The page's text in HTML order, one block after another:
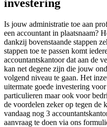
investering
Is jouw administratie toe aan
een accountant in plaatsnaam?
dankzij bovenstaande stappen
stappen toe te passen komt
accountantskantoor dat aan de
kan net degene zijn die jouw
volgend niveau te gaan. Het
uitermate goede investering
particulieren maar ook voor
de voordelen zeker op tegen de
vandaag nog 3
aanvraag te doen via ons